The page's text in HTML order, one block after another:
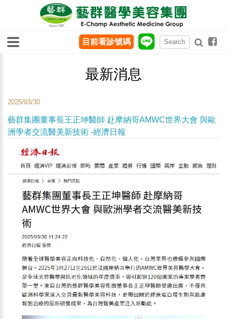
最新消息
2025/03/30
藝群集團董事長王正坤醫師 赴摩納哥AMWC世界大會 與歐
洲學者交流醫美新技術 -經濟日報
目前看診號碼